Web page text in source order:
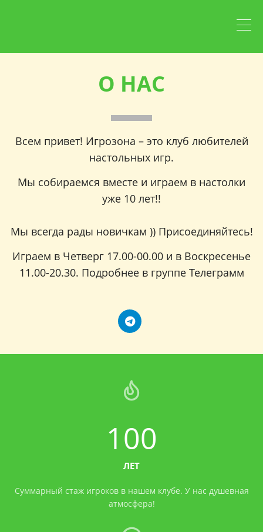
Настольщиков
О НАС
Всем привет! Игрозона – это клуб любителей
настольных игр.
Мы собираемся вместе и играем в настолки
уже 10 лет!!
Мы всегда рады новичкам )) Присоединяйтесь!
Играем в Четверг 17.00-00.00 и в Воскресенье
11.00-20.30. Подробнее в группе Телеграмм
100
ЛЕТ
Суммарный стаж игроков в нашем клубе. У нас душевная
атмосфера!